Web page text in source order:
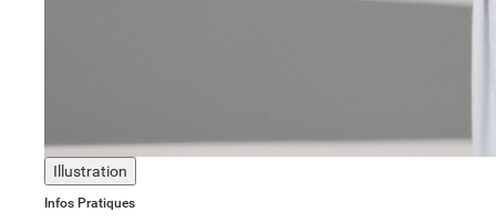
Illustration
Infos Pratiques